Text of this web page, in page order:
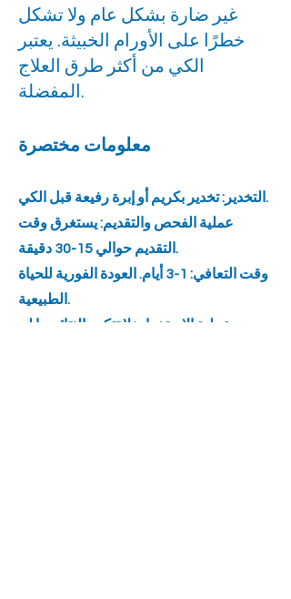
غير ضارة بشكل عام ولا تشكل
خطرًا على الأورام الخبيثة. يعتبر
الكي من أكثر طرق العلاج
المفضلة.
معلومات مختصرة
التخدير: تخدير بكريم أو إبرة رفيعة قبل الكي.
عملية الفحص والتقديم: يستغرق وقت
التقديم حوالي 15-30 دقيقة.
وقت التعافي: 1-3 أيام. العودة الفورية للحياة
الطبيعية.
عملية الاستخدام: لا تتكرر النتائج ما لم